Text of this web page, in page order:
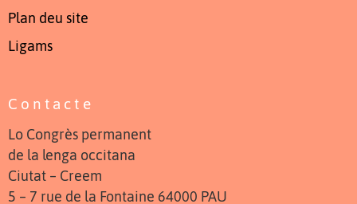
Plan deu site
Ligams
Contacte
Lo Congrès permanent
de la lenga occitana
Ciutat – Creem
5 – 7 rue de la Fontaine 64000 PAU